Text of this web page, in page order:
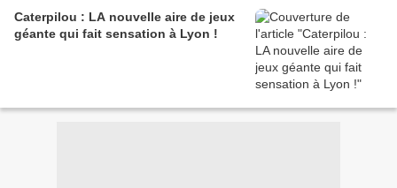
Caterpilou : LA nouvelle aire de jeux
géante qui fait sensation à Lyon !